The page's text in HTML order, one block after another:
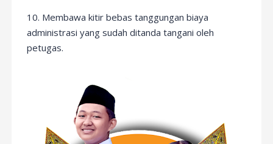
10. Membawa kitir bebas tanggungan biaya
administrasi yang sudah ditanda tangani oleh
petugas.